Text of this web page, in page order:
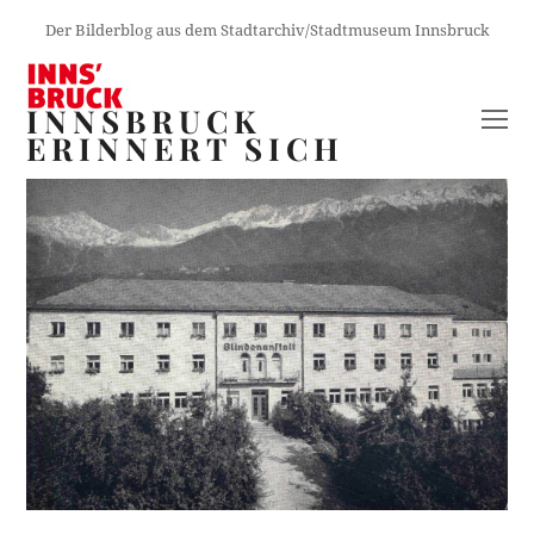
Der Bilderblog aus dem Stadtarchiv/Stadtmuseum Innsbruck
INNSBRUCK
ERINNERT SICH